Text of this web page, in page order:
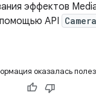
эффектов
API
оказалась